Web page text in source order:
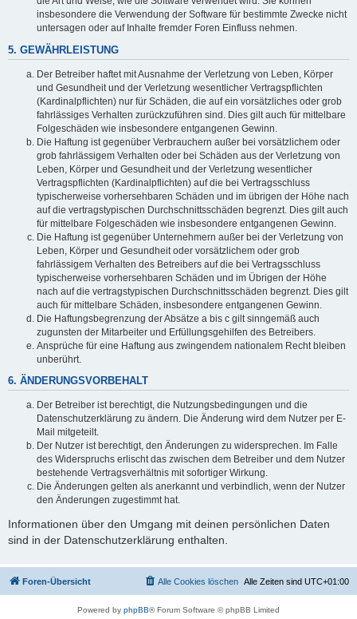
insbesondere die Verwendung der Software für bestimmte Zwecke nicht
untersagen oder auf Inhalte fremder Foren Einfluss nehmen.
5. GEWÄHRLEISTUNG
Der Betreiber haftet mit Ausnahme der Verletzung von Leben, Körper
und Gesundheit und der Verletzung wesentlicher Vertragspflichten
(Kardinalpflichten) nur für Schäden, die auf ein vorsätzliches oder grob
fahrlässiges Verhalten zurückzuführen sind. Dies gilt auch für mittelbare
Folgeschäden wie insbesondere entgangenen Gewinn.
Die Haftung ist gegenüber Verbrauchern außer bei vorsätzlichem oder
grob fahrlässigem Verhalten oder bei Schäden aus der Verletzung von
Leben, Körper und Gesundheit und der Verletzung wesentlicher
Vertragspflichten (Kardinalpflichten) auf die bei Vertragsschluss
typischerweise vorhersehbaren Schäden und im übrigen der Höhe nach
auf die vertragstypischen Durchschnittsschäden begrenzt. Dies gilt auch
für mittelbare Folgeschäden wie insbesondere entgangenen Gewinn.
Die Haftung ist gegenüber Unternehmern außer bei der Verletzung von
Leben, Körper und Gesundheit oder vorsätzlichem oder grob
fahrlässigem Verhalten des Betreibers auf die bei Vertragsschluss
typischerweise vorhersehbaren Schäden und im Übrigen der Höhe
nach auf die vertragstypischen Durchschnittsschäden begrenzt. Dies gilt
auch für mittelbare Schäden, insbesondere entgangenen Gewinn.
Die Haftungsbegrenzung der Absätze a bis c gilt sinngemäß auch
zugunsten der Mitarbeiter und Erfüllungsgehilfen des Betreibers.
Ansprüche für eine Haftung aus zwingendem nationalem Recht bleiben
unberührt.
6. ÄNDERUNGSVORBEHALT
Der Betreiber ist berechtigt, die Nutzungsbedingungen und die
Datenschutzerklärung zu ändern. Die Änderung wird dem Nutzer per E-
Mail mitgeteilt.
Der Nutzer ist berechtigt, den Änderungen zu widersprechen. Im Falle
des Widerspruchs erlischt das zwischen dem Betreiber und dem Nutzer
bestehende Vertragsverhältnis mit sofortiger Wirkung.
Die Änderungen gelten als anerkannt und verbindlich, wenn der Nutzer
den Änderungen zugestimmt hat.
Informationen über den Umgang mit deinen persönlichen Daten
sind in der Datenschutzerklärung enthalten.
Foren-Übersicht Alle Zeiten sind UTC+01:00
Alle Cookies löschen
Powered by phpBB® Forum Software © phpBB Limited